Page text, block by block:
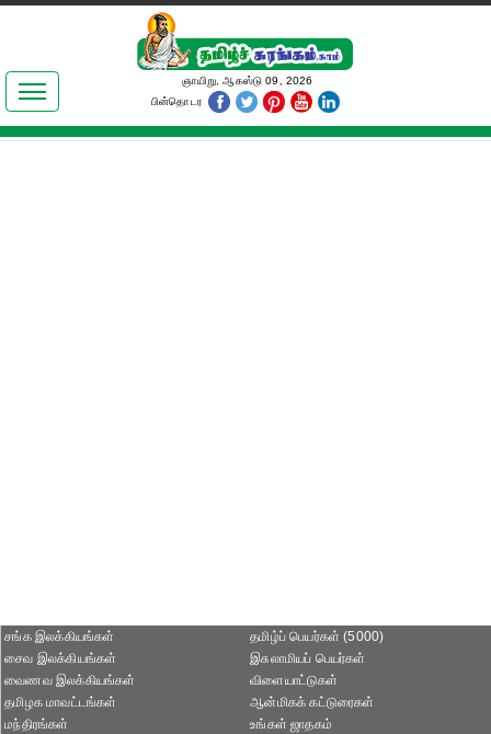
இலக்கியங்கள்
தமிழ் உலகம்
ஞாயிறு, ஆகஸ்டு 09, 2026
பின்தொடர
சங்க இலக்கியங்கள்
சைவ இலக்கியங்கள்
வைணவ இலக்கியங்கள்
தமிழக மாவட்டங்கள்
தமிழ்ப் பெயர்கள் (5000)
இசுலாமியப் பெயர்கள்
விளையாட்டுகள்
ஆன்மிகக் கட்டுரைகள்
மந்திரங்கள்
உங்கள் ஜாதகம்